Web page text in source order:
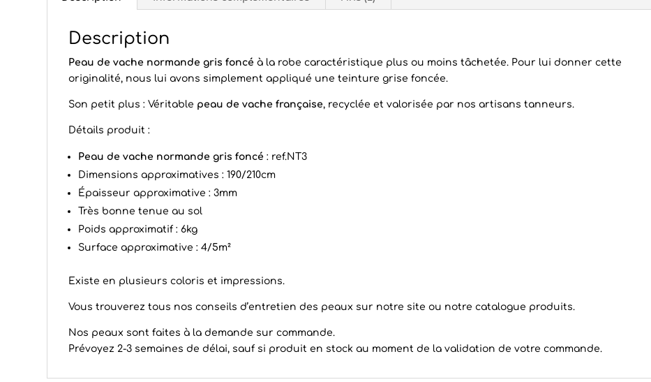
Description
Peau de vache normande gris foncé à la robe caractéristique plus ou moins tâchetée. Pour lui donner cette
originalité, nous lui avons simplement appliqué une teinture grise foncée.
Son petit plus : Véritable peau de vache française, recyclée et valorisée par nos artisans tanneurs.
Détails produit :
Peau de vache normande gris foncé : ref.NT3
Dimensions approximatives : 190/210cm
Épaisseur approximative : 3mm
Très bonne tenue au sol
Poids approximatif : 6kg
Surface approximative : 4/5m²
Existe en plusieurs coloris et impressions.
Vous trouverez tous nos conseils d’entretien des peaux sur notre site ou notre catalogue produits.
Nos peaux sont faites à la demande sur commande.
Prévoyez 2-3 semaines de délai, sauf si produit en stock au moment de la validation de votre commande.